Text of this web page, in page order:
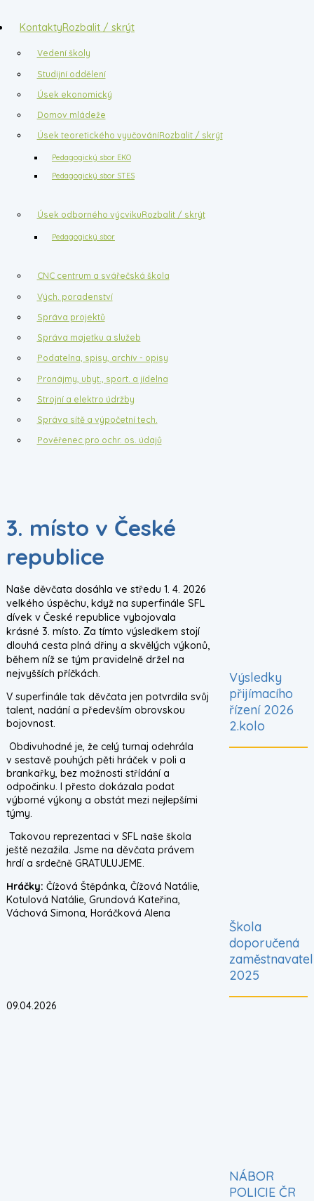
KontaktyRozbalit / skrýt
Vedení školy
Studijní oddělení
Úsek ekonomický
Domov mládeže
Úsek teoretického vyučováníRozbalit / skrýt
Pedagogický sbor EKO
Pedagogický sbor STES
Úsek odborného výcvikuRozbalit / skrýt
Pedagogický sbor
CNC centrum a svářečská škola
Vých. poradenství
Správa projektů
Správa majetku a služeb
Podatelna, spisy, archív - opisy
Pronájmy, ubyt., sport. a jídelna
Strojní a elektro údržby
Správa sítě a výpočetní tech.
Pověřenec pro ochr. os. údajů
3. místo v České
republice
Naše děvčata dosáhla ve středu 1. 4. 2026
velkého úspěchu, když na superfinále SFL
dívek v České republice vybojovala
krásné 3. místo. Za tímto výsledkem stojí
dlouhá cesta plná dřiny a skvělých výkonů,
během níž se tým pravidelně držel na
nejvyšších příčkách.
V superfinále tak děvčata jen potvrdila svůj
talent, nadání a především obrovskou
bojovnost.
Obdivuhodné je, že celý turnaj odehrála
v sestavě pouhých pěti hráček v poli a
brankařky, bez možnosti střídání a
odpočinku. I přesto dokázala podat
výborné výkony a obstát mezi nejlepšími
týmy.
Takovou reprezentaci v SFL naše škola
ještě nezažila. Jsme na děvčata právem
hrdí a srdečně GRATULUJEME.
Hráčky: Čížová Štěpánka, Čížová Natálie,
Kotulová Natálie, Grundová Kateřina,
Váchová Simona, Horáčková Alena
09.04.2026
Výsledky
přijímacího
řízení 2026
2.kolo
Škola
doporučená
2025
NÁBOR
POLICIE ČR